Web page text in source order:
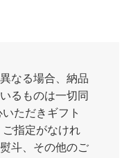
なる場合、納品
るものは一切同
ただきギフト
指定がなけれ
斗、その他のご